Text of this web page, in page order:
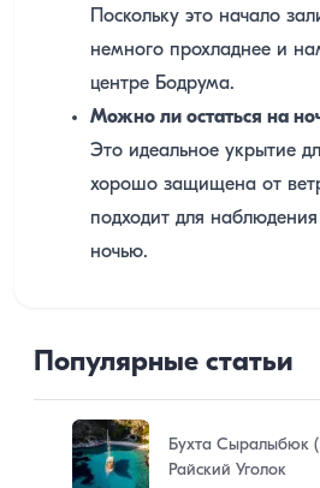
Поскольку это начало
немного прохладнее и
центре Бодрума.
Можно ли остаться на
Это идеальное укрытие
хорошо защищена от
подходит для
ночью.
Популярные статьи
Бухта Сыралыбюк
Райский Уголок